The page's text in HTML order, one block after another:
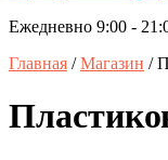
Ежедневно 9:00 -
Главная /Магазин /